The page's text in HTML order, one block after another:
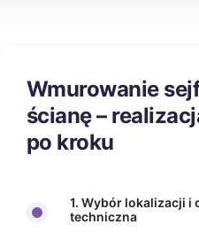
Wmurowanie
ścianę –
po kroku
1. Wybór lokalizacji i
techniczna